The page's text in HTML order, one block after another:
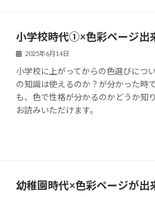
小学校時代①×色彩ページ出
2025年6月14日
小学校に上がってからの色選びにつ
の知識は使えるのか？が分かった時
も、色で性格が分かるのかどうか知
お読みいただけます。
幼稚園時代×色彩ページが出